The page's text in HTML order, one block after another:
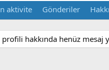
aktivite Gönderiler
profili hakkında henüz mesaj